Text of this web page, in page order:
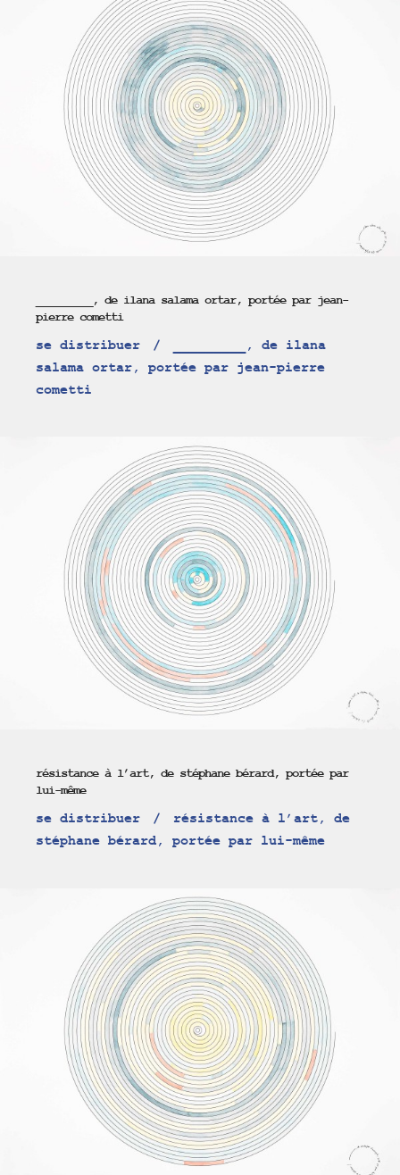
_________, de ilana salama ortar, portée par jean-
pierre cometti
se distribuer
_________, de ilana
salama ortar, portée par jean-pierre
cometti
résistance à l’art, de stéphane bérard, portée par
lui-même
se distribuer
résistance à l’art, de
stéphane bérard, portée par lui-même